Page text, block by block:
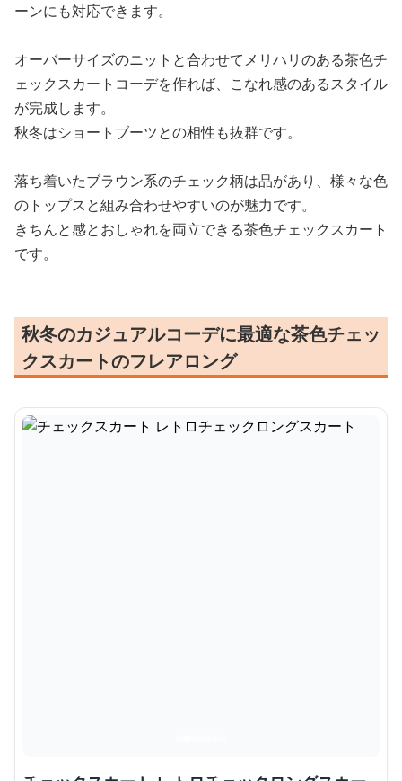
ーンにも対応できます。
オーバーサイズのニットと合わせてメリハリのある茶色チ
ェックスカートコーデを作れば、こなれ感のあるスタイル
が完成します。
秋冬はショートブーツとの相性も抜群です。
落ち着いたブラウン系のチェック柄は品があり、様々な色
のトップスと組み合わせやすいのが魅力です。
きちんと感とおしゃれを両立できる茶色チェックスカート
です。
秋冬のカジュアルコーデに最適な茶色チェッ
クスカートのフレアロング